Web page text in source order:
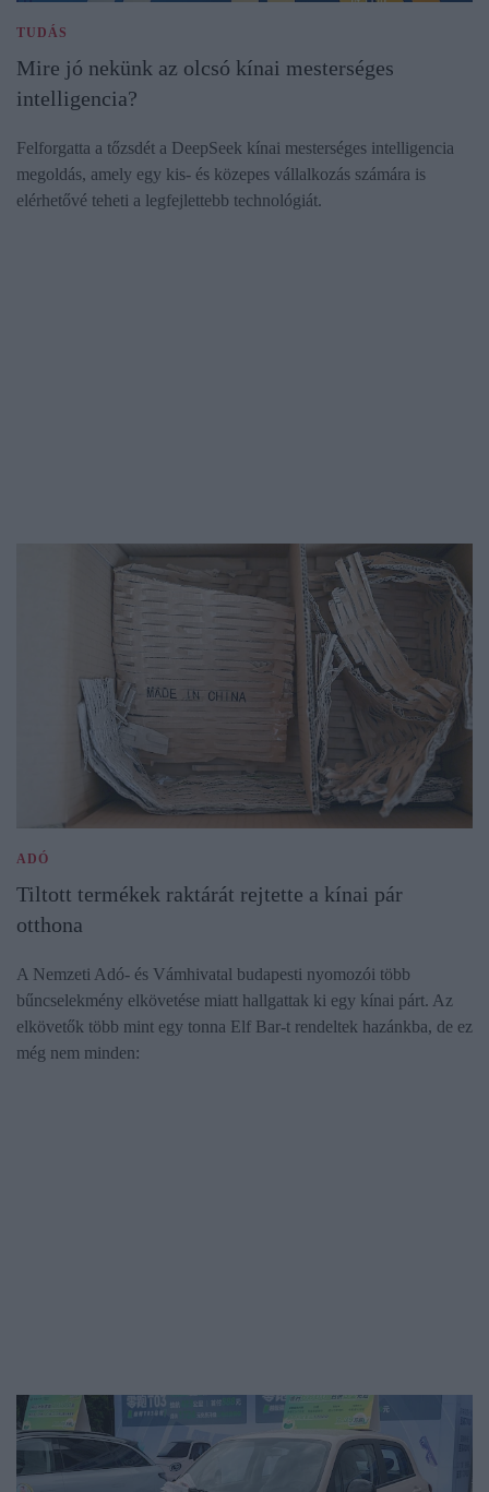
TUDÁS
Mire jó nekünk az olcsó kínai mesterséges
intelligencia?
Felforgatta a tőzsdét a DeepSeek kínai mesterséges intelligencia
megoldás, amely egy kis- és közepes vállalkozás számára is
elérhetővé teheti a legfejlettebb technológiát.
ADÓ
Tiltott termékek raktárát rejtette a kínai pár
otthona
A Nemzeti Adó- és Vámhivatal budapesti nyomozói több
bűncselekmény elkövetése miatt hallgattak ki egy kínai párt. Az
elkövetők több mint egy tonna Elf Bar-t rendeltek hazánkba, de ez
még nem minden: